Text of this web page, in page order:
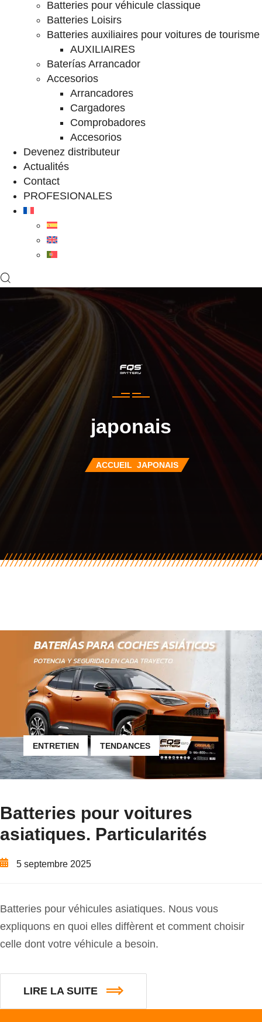
Batteries pour véhicule classique
Batteries Loisirs
Batteries auxiliaires pour voitures de tourisme
AUXILIAIRES
Baterías Arrancador
Accesorios
Arrancadores
Cargadores
Comprobadores
Accesorios
Devenez distributeur
Actualités
Contact
PROFESIONALES
japonais
ACCUEIL JAPONAIS
ENTRETIEN TENDANCES
Batteries pour voitures
asiatiques. Particularités
5 septembre 2025
Batteries pour véhicules asiatiques. Nous vous
expliquons en quoi elles diffèrent et comment choisir
celle dont votre véhicule a besoin.
LIRE LA SUITE